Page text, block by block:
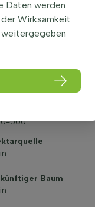
des Stamms (cm)
500
Baum
Daten werden
Wirksamkeit
weitergegeben